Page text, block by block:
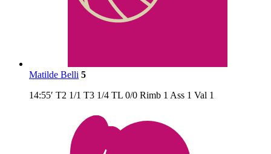
Matilde Belli 5
14:55′ T2 1/1 T3 1/4 TL 0/0 Rimb 1 Ass 1 Val 1